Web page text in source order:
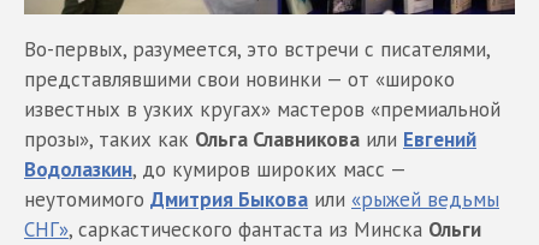
Во-первых, разумеется, это встречи с писателями,
представлявшими свои новинки — от «широко
известных в узких кругах» мастеров «премиальной
прозы», таких как Ольга Славникова или Евгений
Водолазкин, до кумиров широких масс —
неутомимого Дмитрия Быкова или «рыжей ведьмы
СНГ», саркастического фантаста из Минска Ольги